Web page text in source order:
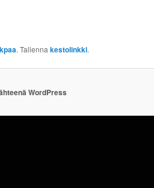
. Tallennakestolinkki.
WordPress